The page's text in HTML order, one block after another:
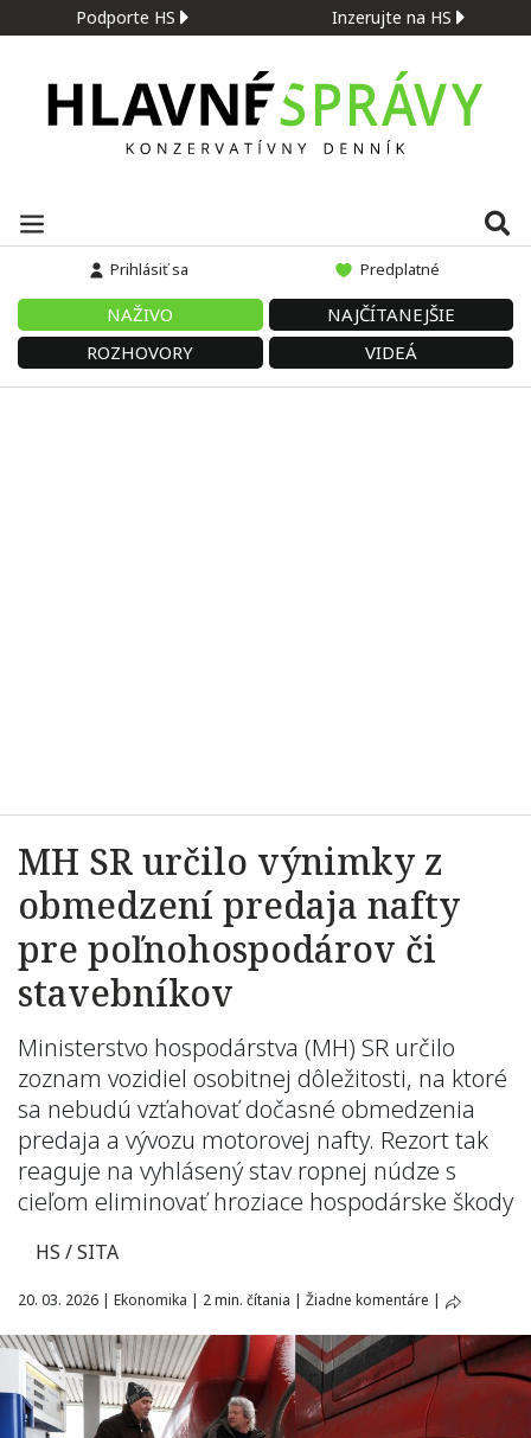
Podporte HS Inzerujte na HS
Prihlásiť sa Predplatné
NAŽIVO
NAJČÍTANEJŠIE
ROZHOVORY
VIDEÁ
MH SR určilo výnimky z
obmedzení predaja nafty
pre poľnohospodárov či
stavebníkov
Ministerstvo hospodárstva (MH) SR určilo
zoznam vozidiel osobitnej dôležitosti, na ktoré
sa nebudú vzťahovať dočasné obmedzenia
predaja a vývozu motorovej nafty. Rezort tak
reaguje na vyhlásený stav ropnej núdze s
cieľom eliminovať hroziace hospodárske škody
HS / SITA
20. 03. 2026 | Ekonomika | 2 min. čítania | Žiadne komentáre |